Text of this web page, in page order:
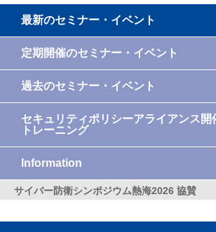
最新のセミナー・イベント
定期開催のセミナー・イベント
過去のセミナー・イベント
セキュリティポリシーアライアンス開
トレーニング
Information
サイバー防衛シンポジウム熱海2026 協賛